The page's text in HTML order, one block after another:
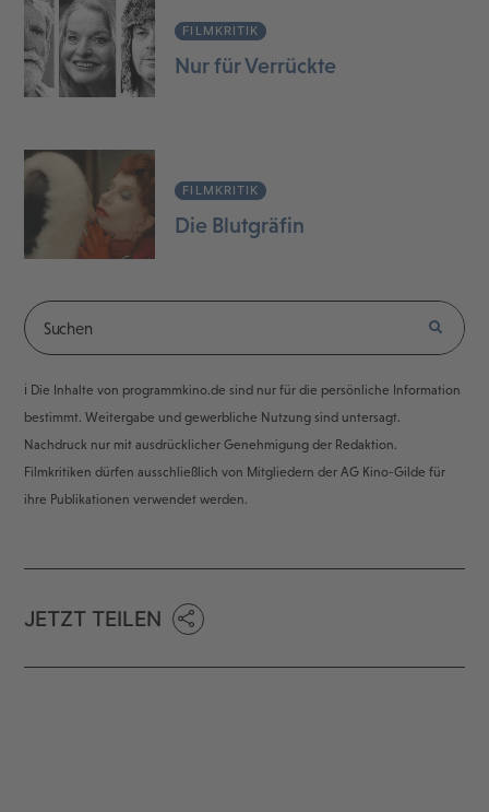
FILMKRITIK
Nur für Verrückte
FILMKRITIK
Die Blutgräfin
ℹ️ Die Inhalte von programmkino.de sind nur für die persönliche Information
bestimmt. Weitergabe und gewerbliche Nutzung sind untersagt.
Nachdruck nur mit ausdrücklicher Genehmigung der Redaktion.
Filmkritiken dürfen ausschließlich von Mitgliedern der AG Kino-Gilde für
ihre Publikationen verwendet werden.
JETZT TEILEN